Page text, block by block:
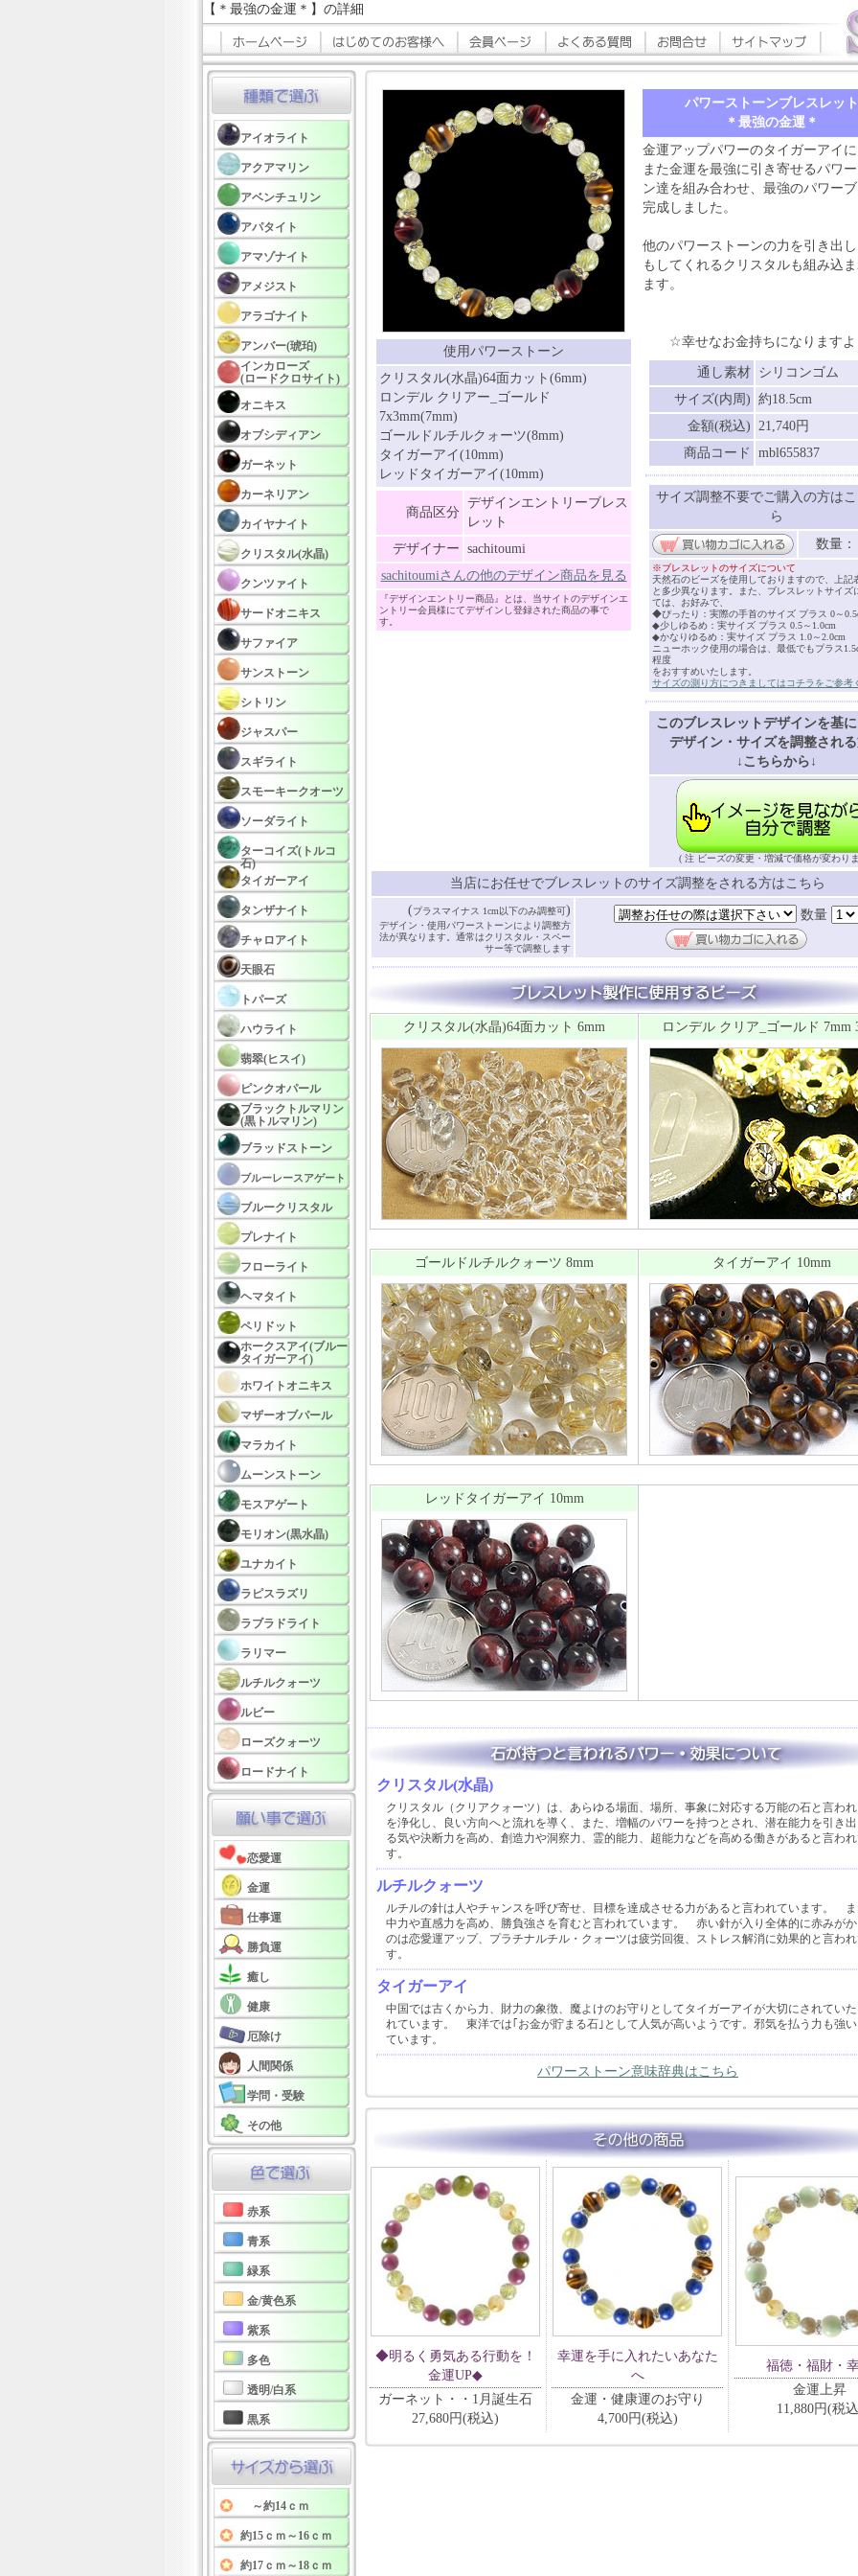
【＊最強の金運＊】の詳細
アイオライト
アクアマリン
アベンチュリン
アパタイト
アマゾナイト
アメジスト
アラゴナイト
アンバー(琥珀)
インカローズ
(ロードクロサイト)
オニキス
オブシディアン
ガーネット
カーネリアン
カイヤナイト
クリスタル(水晶)
クンツァイト
サードオニキス
サファイア
サンストーン
シトリン
ジャスパー
スギライト
スモーキークオーツ
ソーダライト
ターコイズ(トルコ
石)
タイガーアイ
タンザナイト
チャロアイト
天眼石
トパーズ
ハウライト
翡翠(ヒスイ)
ピンクオパール
ブラックトルマリン
(黒トルマリン)
ブラッドストーン
ブルーレースアゲート
ブルークリスタル
プレナイト
フローライト
ヘマタイト
ペリドット
ホークスアイ(ブルー
タイガーアイ)
ホワイトオニキス
マザーオブパール
マラカイト
ムーンストーン
モスアゲート
モリオン(黒水晶)
ユナカイト
ラピスラズリ
ラブラドライト
ラリマー
ルチルクォーツ
ルビー
ローズクォーツ
ロードナイト
恋愛運
金運
仕事運
勝負運
癒し
健康
厄除け
人間関係
学問・受験
その他
赤系
青系
緑系
金/黄色系
紫系
多色
透明/白系
黒系
～約14ｃｍ
約15ｃｍ～16ｃｍ
約17ｃｍ～18ｃｍ
使用パワーストーン
クリスタル(水晶)64面カット(6mm)
ロンデル クリアー_ゴールド
7x3mm(7mm)
ゴールドルチルクォーツ(8mm)
タイガーアイ(10mm)
レッドタイガーアイ(10mm)
商品区分
デザインエントリーブレス
レット
デザイナー sachitoumi
sachitoumiさんの他のデザイン商品を見る
『デザインエントリー商品』とは、当サイトのデザインエ
ントリー会員様にてデザインし登録された商品の事で
す。
パワーストーンブレスレット
＊最強の金運＊
金運アップパワーのタイガーアイ
また金運を最強に引き寄せるパワ
ン達を組み合わせ、最強のパワー
完成しました。
他のパワーストーンの力を引き出
もしてくれるクリスタルも組み込
ます。
☆幸せなお金持ちになります
通し素材 シリコンゴム
サイズ(内周) 約18.5cm
金額(税込) 21,740円
商品コード
mbl655837
サイズ調整不要でご購入の方は
ら
数量
※ブレスレットのサイズについて
天然石のビーズを使用しておりますので、上記
と多少異なります。また、ブレスレットサイズ
ては、お好みで、
◆ぴったり：実際の手首のサイズ プラス 0～
◆少しゆるめ：実サイズ プラス 0.5～1.0cm
◆かなりゆるめ：実サイズ プラス 1.0～2.0cm
ニューホック使用の場合は、最低でもプラス
程度
をおすすめいたします。
サイズの測り方につきましてはコチラをご参考
このブレスレットデザインを基
デザイン・サイズを調整され
↓こちらから↓
( 注 ビーズの変更・増減で価格が変わり
当店にお任せでブレスレットのサイズ調整をされる方はこちら
(プラスマイナス 1cm以下のみ調整可)
デザイン・使用パワーストーンにより調整方
法が異なります。通常はクリスタル・スペー
サー等で調整します
数量
クリスタル(水晶)64面カット 6mm ロンデル クリア_ゴールド 7mm
ゴールドルチルクォーツ 8mm タイガーアイ 10mm
レッドタイガーアイ 10mm
クリスタル(水晶)
クリスタル（クリアクォーツ）は、あらゆる場面、場所、事象に対応する万能の石と言わ
を浄化し、良い方向へと流れを導く、また、増幅のパワーを持つとされ、潜在能力を引き
る気や決断力を高め、創造力や洞察力、霊的能力、超能力などを高める働きがあると言わ
す。
ルチルクォーツ
ルチルの針は人やチャンスを呼び寄せ、目標を達成させる力があると言われています。
中力や直感力を高め、勝負強さを育むと言われています。 赤い針が入り全体的に赤みが
のは恋愛運アップ、プラチナルチル・クォーツは疲労回復、ストレス解消に効果的と言わ
す。
タイガーアイ
中国では古くから力、財力の象徴、魔よけのお守りとしてタイガーアイが大切にされてい
れています。 東洋では｢お金が貯まる石｣として人気が高いようです。邪気を払う力も強
ています。
パワーストーン意味辞典はこちら
◆明るく勇気ある行動を！
金運UP◆
ガーネット・・1月誕生石
27,680円(税込)
幸運を手に入れたいあなた
へ
金運・健康運のお守り
4,700円(税込)
福徳・福財・
金運上昇
11,880円(税